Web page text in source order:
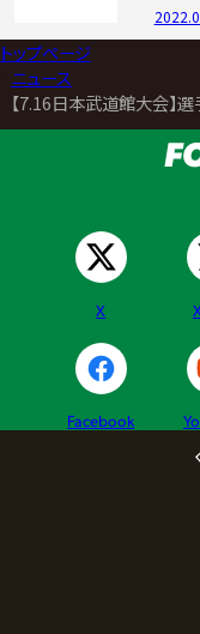
トップページ
ニュース
【7.16日本武道館大会】
X
Facebook